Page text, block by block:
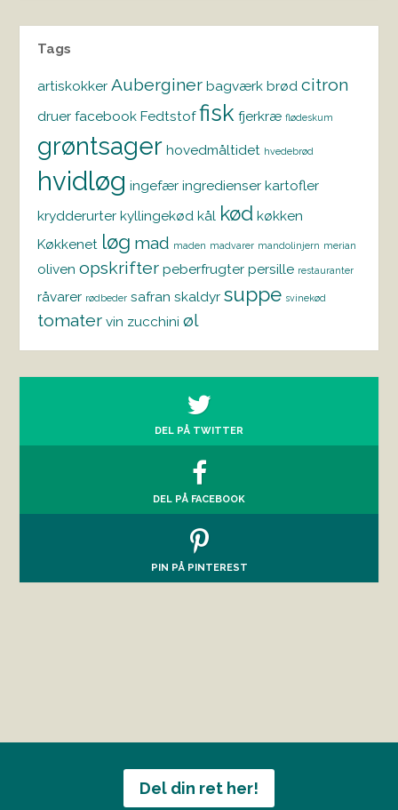
Tags
artiskokker Auberginer bagværk brød citron
druer facebook Fedtstof fisk fjerkræ flødeskum
grøntsager hovedmåltidet hvedebrød
hvidløg ingefær ingredienser kartofler
krydderurter kyllingekød kål kød køkken
Køkkenet løg mad maden madvarer mandolinjern merian
oliven opskrifter peberfrugter persille restauranter
råvarer rødbeder safran skaldyr suppe svinekød
tomater vin zucchini øl
DEL PÅ TWITTER
DEL PÅ FACEBOOK
PIN PÅ PINTEREST
Del din ret her!